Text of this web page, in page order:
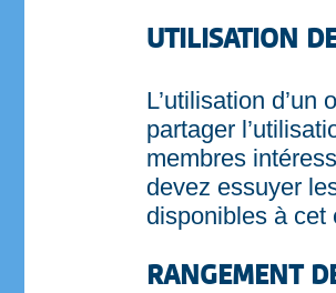
UTILISATION
L’utilisation
partager
membres
devez essuyer
disponibles à cet
RANGEMENT